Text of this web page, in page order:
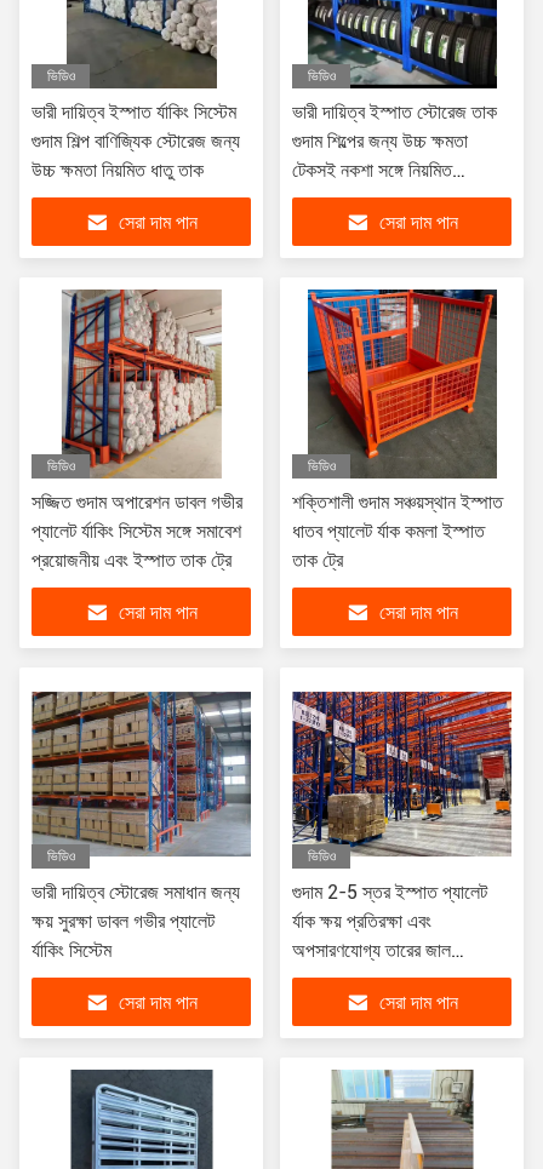
ভিডিও
ভারী দায়িত্ব ইস্পাত র্যাকিং সিস্টেম
গুদাম শিল্প বাণিজ্যিক স্টোরেজ জন্য
উচ্চ ক্ষমতা নিয়মিত ধাতু তাক
সেরা দাম পান
ভিডিও
ভারী দায়িত্ব ইস্পাত স্টোরেজ তাক
গুদাম শিল্পের জন্য উচ্চ ক্ষমতা
টেকসই নকশা সঙ্গে নিয়মিত
দীর্ঘস্থায়ী র্যাকিং সিস্টেম
সেরা দাম পান
ভিডিও
সজ্জিত গুদাম অপারেশন ডাবল গভীর
প্যালেট র্যাকিং সিস্টেম সঙ্গে সমাবেশ
প্রয়োজনীয় এবং ইস্পাত তাক ট্রে
সেরা দাম পান
ভিডিও
শক্তিশালী গুদাম সঞ্চয়স্থান ইস্পাত
ধাতব প্যালেট র্যাক কমলা ইস্পাত
তাক ট্রে
সেরা দাম পান
ভিডিও
ভারী দায়িত্ব স্টোরেজ সমাধান জন্য
ক্ষয় সুরক্ষা ডাবল গভীর প্যালেট
র্যাকিং সিস্টেম
সেরা দাম পান
ভিডিও
গুদাম 2-5 স্তর ইস্পাত প্যালেট
র্যাক ক্ষয় প্রতিরক্ষা এবং
অপসারণযোগ্য তারের জাল
Decking ইস্পাত তাক ট্রে সঙ্গে
সেরা দাম পান